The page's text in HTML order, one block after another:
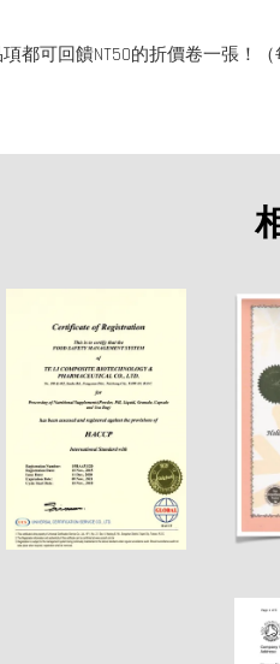
可回饋NT50的折價卷一張！（